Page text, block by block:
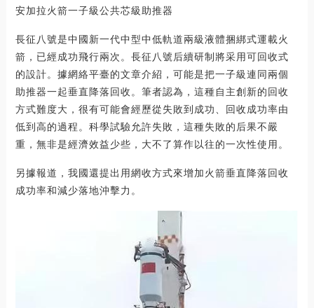
安加拉火箭一子級公共芯級助推器
長征八號是中國新一代中型中低軌道兩級液體捆綁式運載火
箭，已經成功飛行兩次。長征八號后續研制將采用可回收式
的設計。據網絡平臺的文章介紹，可能是把一子級連同兩個
助推器一起垂直降落回收。筆者認為，這種自主創新的回收
方式難度大，很有可能會經歷從失敗到成功、回收成功率由
低到高的過程。科學試驗允許失敗，這種失敗的后果不嚴
重，無非是經濟效益少些，大不了算作以往的一次性使用。
另據報道，我國還提出用網收方式來增加火箭垂直降落回收
成功率和減少落地沖擊力。